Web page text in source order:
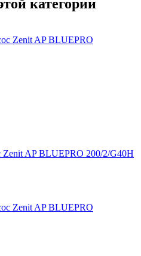
категории
AP BLUEPRO 200/2/G40H